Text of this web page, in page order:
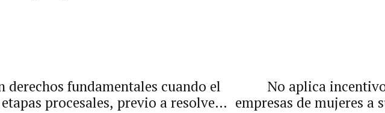
derechos fundamentales cuando el
procesales, previo a resolver
No aplica
empresas de mujeres a